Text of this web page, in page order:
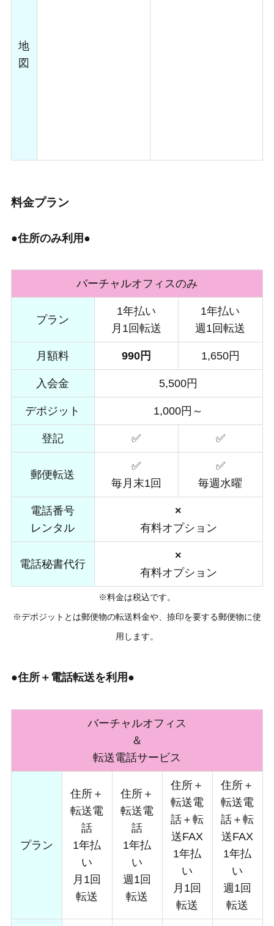
地
図
料金プラン
●住所のみ利用●
バーチャルオフィスのみ
プラン
1年払い
月1回転送
1年払い
週1回転送
月額料 990円 1,650円
入会金 5,500円
デポジット 1,000円～
登記 ✅ ✅
郵便転送
✅
毎月末1回
✅
毎週水曜
電話番号
レンタル
×
有料オプション
電話秘書代行
×
有料オプション
※料金は税込です。
※デポジットとは郵便物の転送料金や、捺印を要する郵便物に使
用します。
●住所＋電話転送を利用●
バーチャルオフィス
＆
転送電話サービス
プラン
住所＋
転送電
話
1年払
い
月1回
転送
住所＋
転送電
話
1年払
い
週1回
転送
住所＋
転送電
話＋転
送FAX
1年払
い
月1回
転送
住所＋
転送電
話＋転
送FAX
1年払
い
週1回
転送